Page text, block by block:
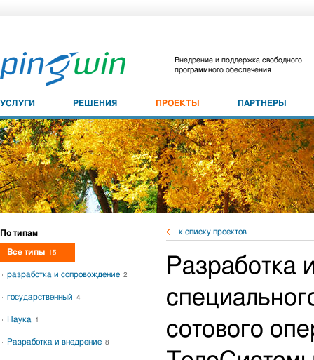
Внедрение и поддержка свободного
программного обеспечения
УСЛУГИ РЕШЕНИЯ ПРОЕКТЫ ПАРТНЕРЫ
к списку проектов
Разработка
сотового
По типам
Все типы 15
разработка и сопровождение 2
государственный 4
Наука 1
Разработка и внедрение 8